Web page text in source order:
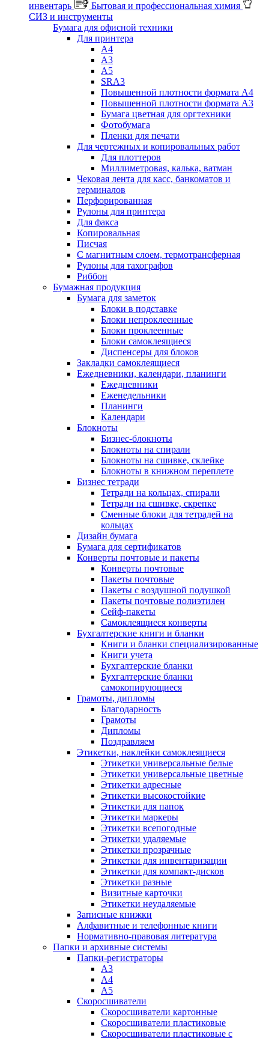
инвентарь
Бытовая и профессиональная химия
СИЗ и инструменты
Бумага для офисной техники
Для принтера
А4
А3
А5
SRA3
Повышенной плотности формата А4
Повышенной плотности формата А3
Бумага цветная для оргтехники
Фотобумага
Пленки для печати
Для чертежных и копировальных работ
Для плоттеров
Миллиметровая, калька, ватман
Чековая лента для касс, банкоматов и
терминалов
Перфорированная
Рулоны для принтера
Для факса
Копировальная
Писчая
С магнитным слоем, термотрансферная
Рулоны для тахографов
Риббон
Бумажная продукция
Бумага для заметок
Блоки в подставке
Блоки непроклеенные
Блоки проклеенные
Блоки самоклеящиеся
Диспенсеры для блоков
Закладки самоклеящиеся
Ежедневники, календари, планинги
Ежедневники
Еженедельники
Планинги
Календари
Блокноты
Бизнес-блокноты
Блокноты на спирали
Блокноты на сшивке, склейке
Блокноты в книжном переплете
Бизнес тетради
Тетради на кольцах, спирали
Тетради на сшивке, скрепке
Сменные блоки для тетрадей на
кольцах
Дизайн бумага
Бумага для сертификатов
Конверты почтовые и пакеты
Конверты почтовые
Пакеты почтовые
Пакеты с воздушной подушкой
Пакеты почтовые полиэтилен
Сейф-пакеты
Самоклеящиеся конверты
Бухгалтерские книги и бланки
Книги и бланки специализированные
Книги учета
Бухгалтерские бланки
Бухгалтерские бланки
самокопирующиеся
Грамоты, дипломы
Благодарность
Грамоты
Дипломы
Поздравляем
Этикетки, наклейки самоклеящиеся
Этикетки универсальные белые
Этикетки универсальные цветные
Этикетки адресные
Этикетки высокостойкие
Этикетки для папок
Этикетки маркеры
Этикетки всепогодные
Этикетки удаляемые
Этикетки прозрачные
Этикетки для инвентаризации
Этикетки для компакт-дисков
Этикетки разные
Визитные карточки
Этикетки неудаляемые
Записные книжки
Алфавитные и телефонные книги
Нормативно-правовая литература
Папки и архивные системы
Папки-регистраторы
А3
А4
А5
Скоросшиватели
Скоросшиватели картонные
Скоросшиватели пластиковые
Скоросшиватели пластиковые с